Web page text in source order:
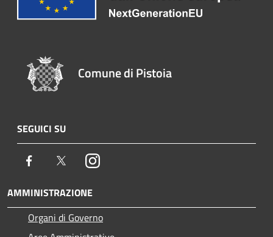
Comune di Pistoia
SEGUICI SU
Facebook TwitterInstagram
AMMINISTRAZIONE
Organi di Governo